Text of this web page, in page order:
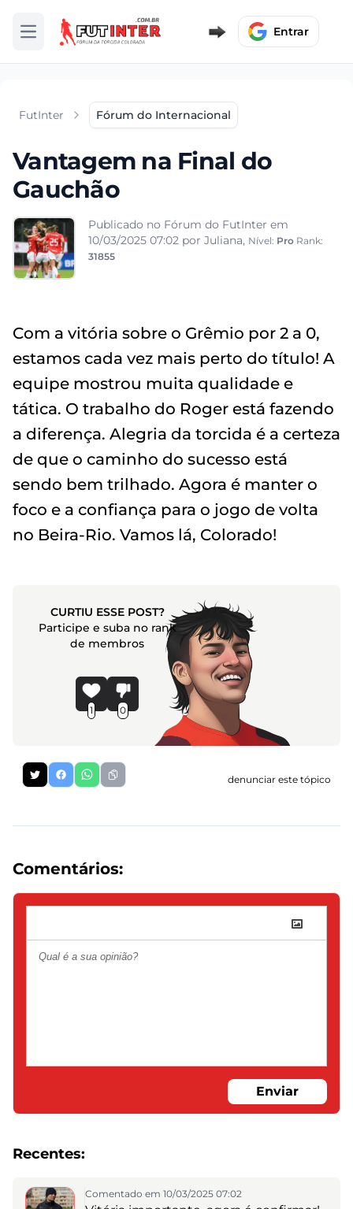
Abrir menu Entrar
FutInter Fórum do Internacional
Vantagem na Final do
Gauchão
Publicado no Fórum do FutInter em
10/03/2025 07:02 por Juliana, Nível: Pro Rank:
31855
Com a vitória sobre o Grêmio por 2 a 0,
estamos cada vez mais perto do título! A
equipe mostrou muita qualidade e
tática. O trabalho do Roger está fazendo
a diferença. Alegria da torcida é a certeza
de que o caminho do sucesso está
sendo bem trilhado. Agora é manter o
foco e a confiança para o jogo de volta
no Beira-Rio. Vamos lá, Colorado!
CURTIU ESSE POST?
Participe e suba no rank
de membros
1 0
denunciar este tópico
Comentários:
Enviar
Recentes:
Comentado em 10/03/2025 07:02